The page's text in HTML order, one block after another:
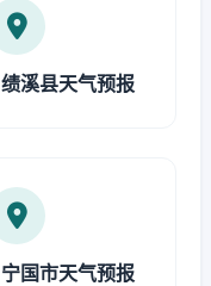
绩溪县天气预报
宁国市天气预报